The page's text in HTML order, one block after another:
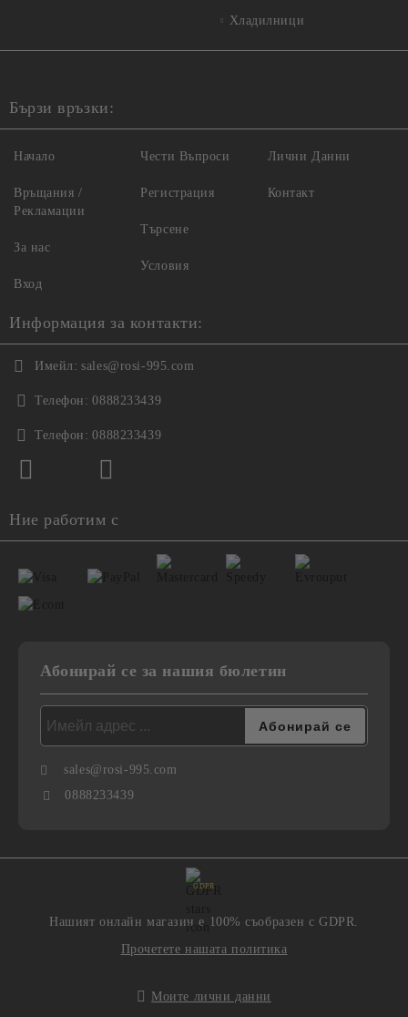
Хладилници
Бързи връзки:
Начало
Връщания /
Рекламации
За нас
Вход
Чести Въпроси
Регистрация
Търсене
Условия
Лични Данни
Контакт
Информация за контакти:
Имейл: sales@rosi-995.com
Телефон: 0888233439
Телефон: 0888233439
Ние работим с
Абонирай се за нашия бюлетин
sales@rosi-995.com
0888233439
GDPR
Нашият онлайн магазин е 100% съобразен с GDPR.
Прочетете нашата политика
Моите лични данни